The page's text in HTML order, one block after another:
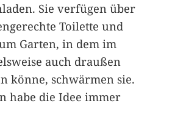
Sie verfügen über
Toilette und
Garten, in dem im
auch draußen
könne, schwärmen sie.
habe die Idee immer